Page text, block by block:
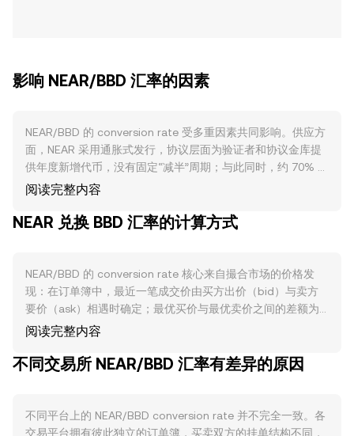
影响 NEAR/BBD 汇率的因素
NEAR/BBD 的 conversion rate 受多重因素共同影响。供应方
面，NEAR 采用通胀式发行，协议层面为验证者和协议金库提
供年度新增代币，没有固定“减半”周期；与此同时，约 70% 的
链上交易手续费会被销毁，从而在网络高活跃期对流通量形成
中，减少可流通供给与短期抛压，解锁与再质押节奏会改变卖
去中心化交易、稳定币结算、NFT、游戏与社交应用、以及
NEAR 的“区块链操作系统”（BOS）和账户抽象推动开发者与
用户增长，则对 NEAR 作为手续费与质押资产的需求上升，支
撑 conversion rate；反之，生态交易量或活跃地址下滑会削
弱需求。宏观层面，NEAR 对比特币方向高度相关，广泛的风
险偏好变化与全球流动性环境常主导短期走势；BBD 与美元长
期采取固定挂钩，BBD 的强弱多反映美元利率与流动性状况，
便利度。监管事件方面，针对代币是否被视为证券、交易所合
规审查、以及对质押服务的监管态度，都可能改变市场接入与
阅读完整内容
NEAR 兑换 BBD 汇率的计算方式
NEAR/BBD 的 conversion rate 核心来自撮合市场的价格发
现：在订单簿中，最近一笔成交价由买方出价（bid）与卖方
要价（ask）相遇时确定；最优买价与最优卖价之间的差额为
点差，二者均值为中间价，常被用作参考报价。在跨平台维
为：VWAP = Σ(Price_i × Volume_i) / Σ Volume_i，更高成交量
NEAR/BBD 的参考报价，路径中每一步的滑点与点差都会反馈
到最终 conversion rate。简单换算上，如果以 conversion
阅读完整内容
不同交易所 NEAR/BBD 汇率有差异的原因
不同平台上的 NEAR/BBD conversion rate 并不完全一致。各
交易平台拥有彼此独立的订单簿，买卖双方的挂单结构不同，